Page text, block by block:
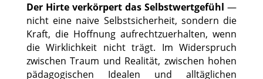
Der Hirte verkörpert das Selbstwertgefühl —
nicht eine naive Selbstsicherheit, sondern die
Kraft, die Hoffnung aufrechtzuerhalten, wenn
die Wirklichkeit nicht trägt. Im Widerspruch
zwischen Traum und Realität, zwischen hohen
pädagogischen Idealen und alltäglichen